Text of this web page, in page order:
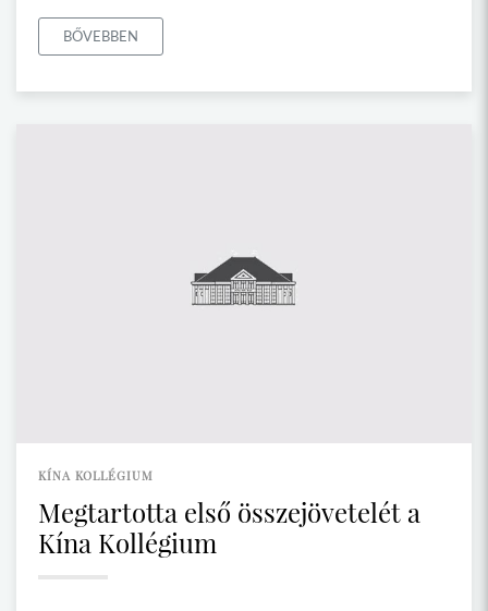
BŐVEBBEN
KÍNA KOLLÉGIUM
Megtartotta első összejövetelét a
Kína Kollégium